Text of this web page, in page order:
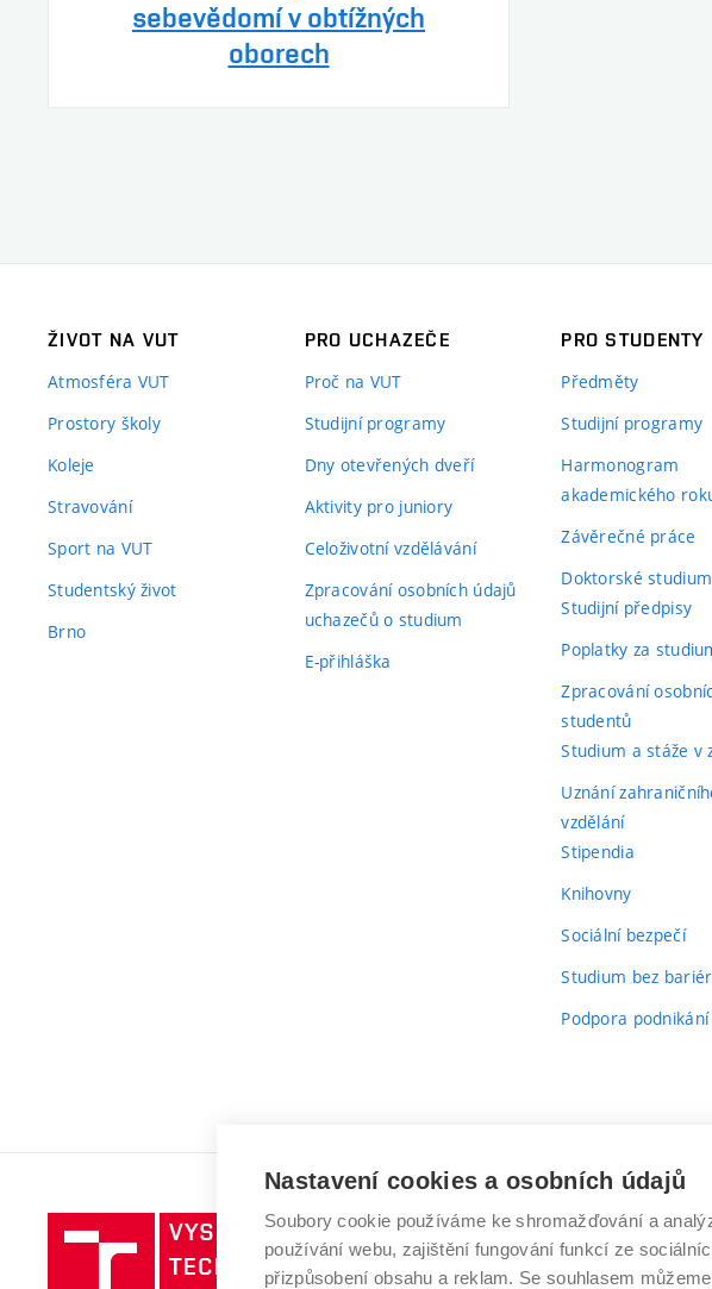
sebevědomí v obtížných
oborech
ŽIVOT NA VUT
Atmosféra VUT
Prostory školy
Koleje
Stravování
Sport na VUT
Studentský život
Brno
PRO UCHAZEČE
Proč na VUT
Studijní programy
Dny otevřených dveří
Aktivity pro juniory
Celoživotní vzdělávání
Zpracování osobních údajů
uchazečů o studium
E-přihláška
PRO STUDENTY
Předměty
Studijní programy
Harmonogram
akademického
Závěrečné práce
Doktorské studium
Studijní předpisy
Poplatky za
Zpracování
studentů
Studium a stáže v
Uznání
vzdělání
Stipendia
Knihovny(externí
Sociální bezpečí
Studium bez bariér
Podpora podnikání
Vysoké
učení
VYSOKÉ UČENÍ
Antonínská 548/1
Nastavení cookies a osobních údajů
Soubory cookie používáme ke shromažďování a
používání webu, zajištění fungování funkcí ze
přizpůsobení obsahu a reklam. Se souhlasem